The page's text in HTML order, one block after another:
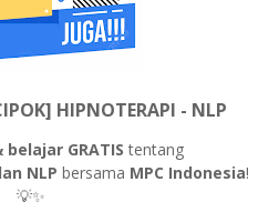
HIPNOTERAPI - NLP
GRATIS tentang
NLP bersama MPC Indonesia!
💡✨